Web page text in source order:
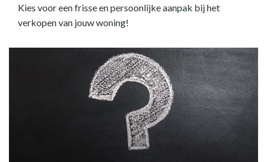
Kies voor een frisse en persoonlijke aanpak bij het
verkopen van jouw woning!